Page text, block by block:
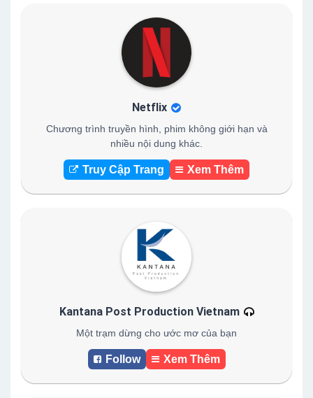
Netflix
Chương trình truyền hình, phim không giới hạn và
nhiều nội dung khác.
Truy Cập Trang Xem Thêm
Kantana Post Production Vietnam
Một trạm dừng cho ước mơ của bạn
Follow Xem Thêm